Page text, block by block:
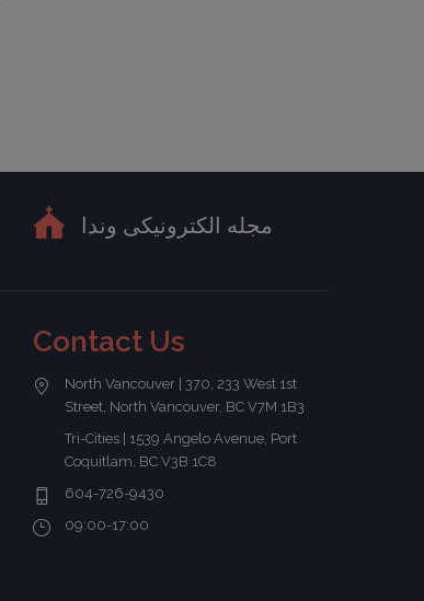
مجله الکترونیکی وندا
Contact Us
North Vancouver | 370, 233 West 1st
Street, North Vancouver, BC V7M 1B3
Tri-Cities | 1539 Angelo Avenue, Port
Coquitlam, BC V3B 1C8
604-726-9430
09:00-17:00